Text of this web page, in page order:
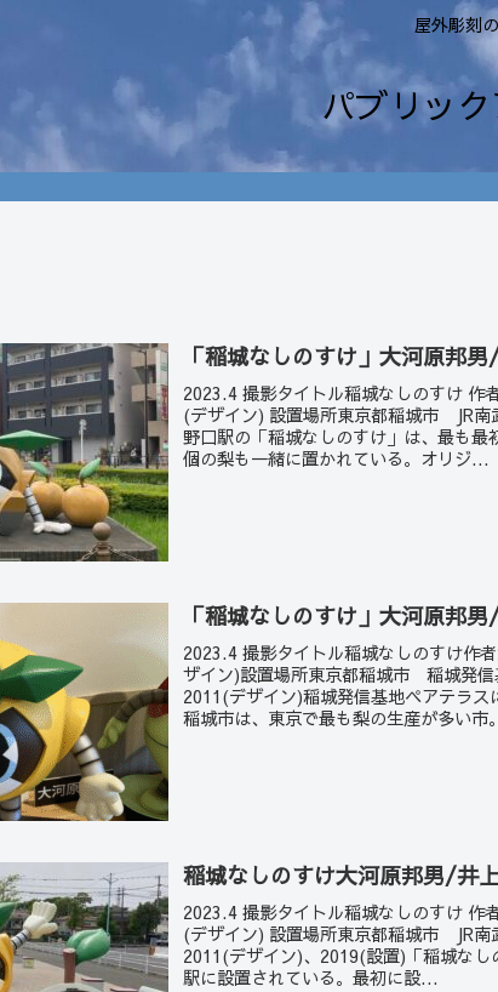
屋外彫刻
パブリッ
「稲城なしのすけ」大河原邦
2023.4 撮影タイトル稲城なしのすけ 作
(デザイン) 設置場所東京都稲城市 JR南
野口駅の「稲城なしのすけ」は、最も最
個の梨も一緒に置かれている。オリジ...
「稲城なしのすけ」大河原邦
2023.4 撮影タイトル稲城なしのすけ作
ザイン)設置場所東京都稲城市 稲城発信
2011(デザイン)稲城発信基地ペアテラス
稲城市は、東京で最も梨の生産が多い市
稲城なしのすけ大河原邦男/井
2023.4 撮影タイトル稲城なしのすけ 作
(デザイン) 設置場所東京都稲城市 JR南
2011(デザイン)、2019(設置)「稲城なし
駅に設置されている。最初に設...